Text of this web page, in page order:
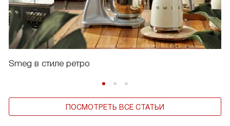
Smeg в стиле ретро
ПОСМОТРЕТЬ ВСЕ СТАТЬИ